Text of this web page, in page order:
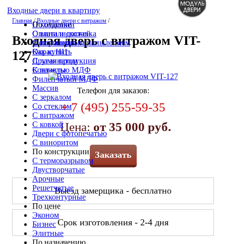
Входные двери в квартиру
По отделке
С винилискожей
С порошковым напылением
Окрас НЦ
С ламинатом
С панелью МДФ
Филёнчатый МДФ
Массив
С зеркалом
Со стеклом
С витражом
С ковкой
Двери с фотопечатью
С виноритом
По конструкции
С терморазрывом
Двустворчатые
Арочные
Решетчатые
Трехконтурные
По цене
Эконом
Бизнес
Элитные
По назначению
О компании
Оплата и доставка
Фотогалерея
Как купить
Другая продукция
Контакты
Главная / Входные двери с витражом /
Входная дверь с витражом VIT-
127
Телефон для заказов:
+ 7 (495) 255-59-35
Цена: от 35 000 руб.
Заказать
Выезд замерщика - бесплатно
Срок изготовления - 2-4 дня